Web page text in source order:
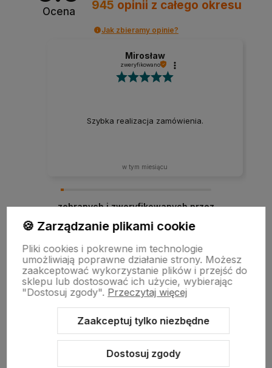
Ocena
945 opinii z całego okresu
Jak zbieramy opinie?
Mirosław
zweryfikowano
Szybka realizacja zamówienia.
w tym miesiącu
zebranych i zweryfikowanych przez
Sklep internetowy Shoper.pl Szablon Shoper Modern 3.0™
🍪 Zarządzanie plikami cookie
Pliki cookies i pokrewne im technologie
umożliwiają poprawne działanie strony. Możesz
zaakceptować wykorzystanie plików i przejść do
sklepu lub dostosować ich użycie, wybierając
"Dostosuj zgody". Przeczytaj więcej
Zaakceptuj tylko niezbędne
Dostosuj zgody